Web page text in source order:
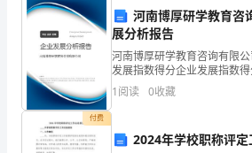
BLUE
TECH
BUSINESS
PPT
河南博厚研学教育咨
展分析报告
河南博厚研学教育咨询有限
发展指数得分企业发展指数
有限公司综合得分说明：企业
企业创新、企业风险、企业
1阅读 0收藏
付费
2024年学校职称评